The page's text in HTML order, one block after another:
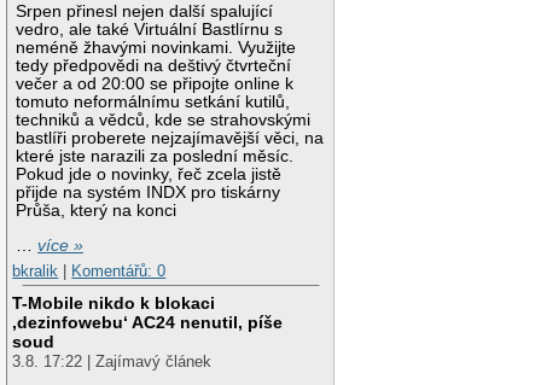
Srpen přinesl nejen další spalující
vedro, ale také Virtuální Bastlírnu s
neméně žhavými novinkami. Využijte
tedy předpovědi na deštivý čtvrteční
večer a od 20:00 se připojte online k
tomuto neformálnímu setkání kutilů,
techniků a vědců, kde se strahovskými
bastlíři proberete nejzajímavější věci, na
které jste narazili za poslední měsíc.
Pokud jde o novinky, řeč zcela jistě
přijde na systém INDX pro tiskárny
Průša, který na konci
…více »
bkralik
Komentářů: 0
T-Mobile nikdo k blokaci
‚dezinfowebu‘ AC24 nenutil, píše
soud
3.8. 17:22 | Zajímavý článek